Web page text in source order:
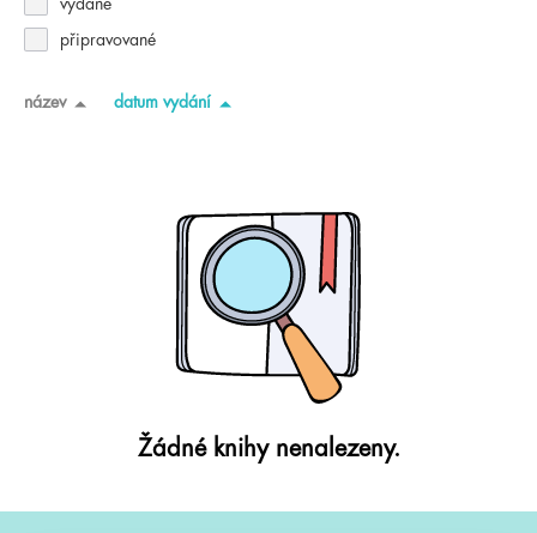
vydané
připravované
název datum vydání
Žádné knihy nenalezeny.